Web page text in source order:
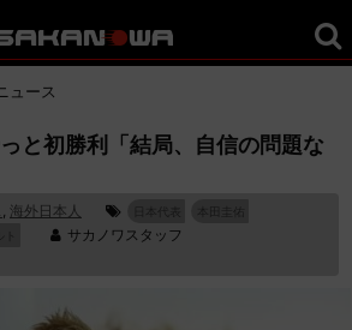
ュース
と初勝利「結局、自信の問題な
, 海外日本人
本田圭佑
サカノワスタッフ